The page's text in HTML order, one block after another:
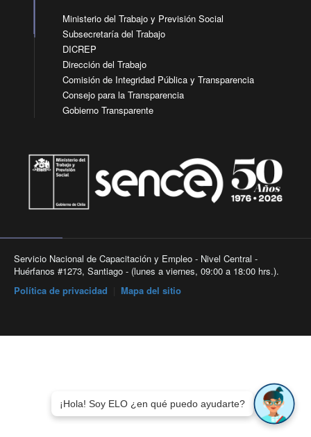
Ministerio del Trabajo y Previsión Social
Subsecretaría del Trabajo
DICREP
Dirección del Trabajo
Comisión de Integridad Pública y Transparencia
Consejo para la Transparencia
Gobierno Transparente
Servicio Nacional de Capacitación y Empleo - Nivel Central -
Huérfanos #1273, Santiago - (lunes a viernes, 09:00 a 18:00 hrs.).
Política de privacidad
Mapa del sitio
¡Hola! Soy ELO ¿en qué puedo ayudarte?